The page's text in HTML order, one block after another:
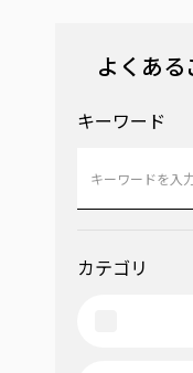
よくあ
キーワード
カテゴリ